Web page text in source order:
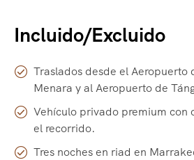
Incluido/Excluido
Traslados desde el Aeropuerto
Menara y al Aeropuerto de
Vehículo privado premium con
el recorrido.
Tres noches en riad en